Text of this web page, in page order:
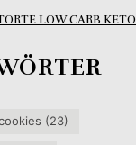
LOW CARB KETO
(23)